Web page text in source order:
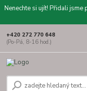
Nenechte si ujít! Přidali
+420 272 770 648
(Po-Pá, 8-16 hod.)